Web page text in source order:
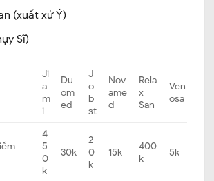
(xuất xứ Ý)
Sĩ)
Ji
a
m
i
Du
om
ed
J
o
b
st
Nov
ame
d
Rela
x
San
Ven
osa
4
5
0
k
30k
2
0
k
15k
400
k
5k